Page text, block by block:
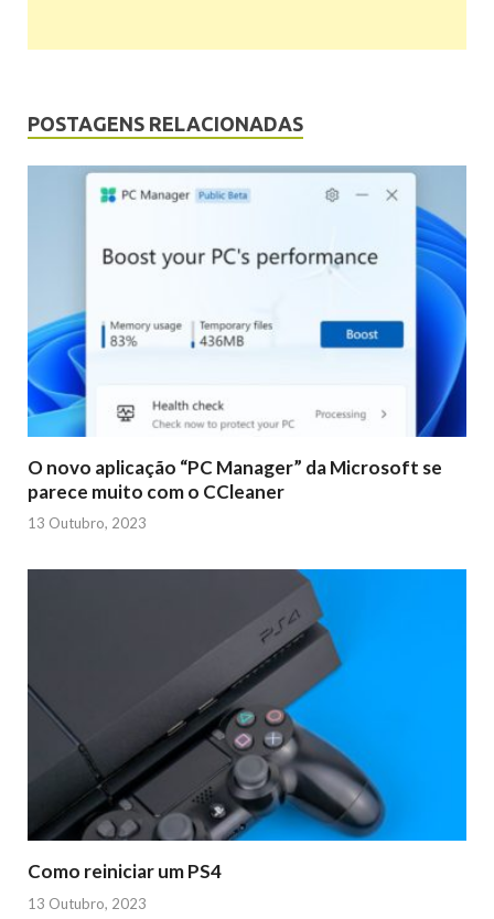
POSTAGENS RELACIONADAS
O novo aplicação “PC Manager” da Microsoft se
parece muito com o CCleaner
13 Outubro, 2023
Como reiniciar um PS4
13 Outubro, 2023